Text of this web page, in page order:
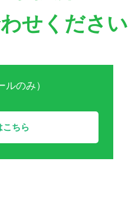
せください
のみ）
こちら